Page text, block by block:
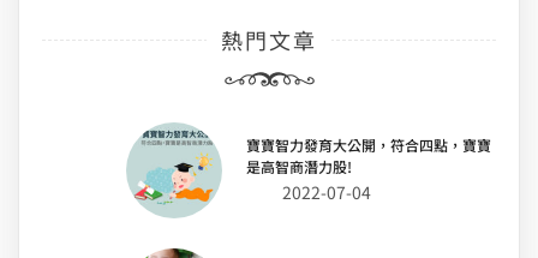
熱門文章
寶寶智力發育大公開，符合四點，寶寶
是高智商潛力股!
2022-07-04